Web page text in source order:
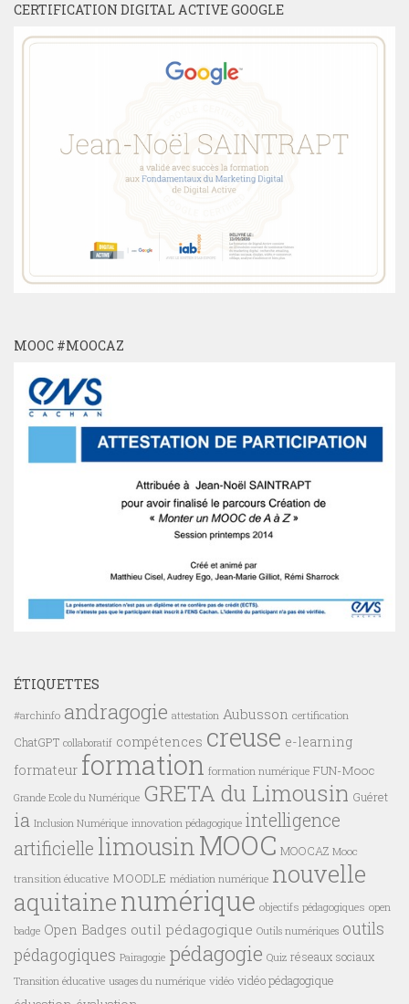
CERTIFICATION DIGITAL ACTIVE GOOGLE
MOOC #MOOCAZ
ÉTIQUETTES
#archinfo andragogie attestation Aubusson certification
ChatGPT collaboratif compétences creuse e-learning
formateur formation formation numérique FUN-Mooc
Grande Ecole du Numérique GRETA du Limousin Guéret
ia Inclusion Numérique innovation pédagogique intelligence
artificielle limousin MOOC MOOCAZ Mooc
transition éducative MOODLE médiation numérique nouvelle
aquitainenumérique objectifs pédagogiques open
badge Open Badges outil pédagogique Outils numériques outils
pédagogiques Pairagogie pédagogie Quiz réseaux sociaux
Transition éducative usages du numérique vidéo vidéo pédagogique